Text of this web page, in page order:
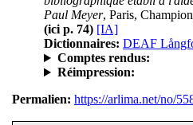
Paul Meyer, Paris,
(ici p. 74) [IA]
Dictionnaires: DEAF
Comptes rendus:
Réimpression:
Permalien: https://arlima.net/no/